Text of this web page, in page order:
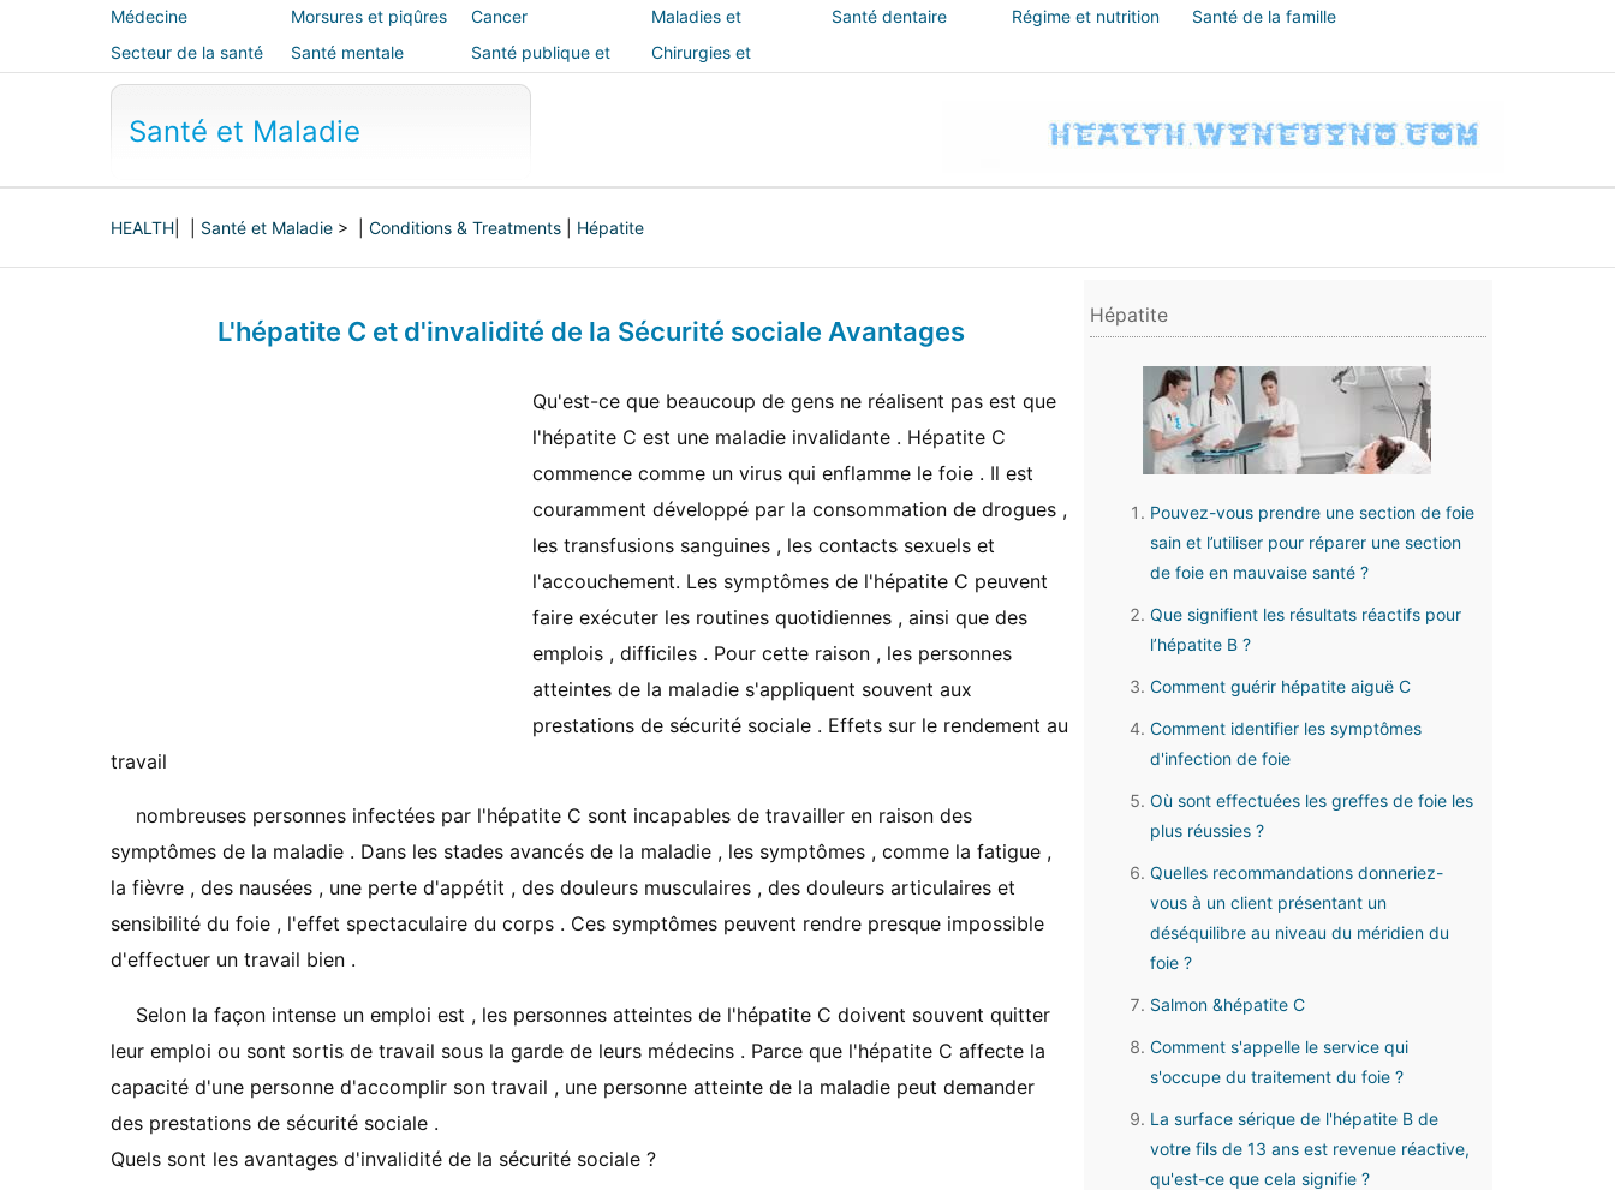
Médecine
alternative
Morsures et piqûres Cancer
Maladies et
traitements
Santé dentaire Régime et nutrition
Santé de la famille
Secteur de la santé
Santé mentale
Santé publique et
sécurité
Chirurgies et
Santé et Maladie
HEALTH Santé et Maladie > | Conditions & Treatments Hépatite
L'hépatite C et d'invalidité de la Sécurité sociale Avantages
Qu'est-ce que beaucoup de gens ne réalisent pas est que
l'hépatite C est une maladie invalidante . Hépatite C
commence comme un virus qui enflamme le foie . Il est
couramment développé par la consommation de drogues ,
les transfusions sanguines , les contacts sexuels et
l'accouchement. Les symptômes de l'hépatite C peuvent
faire exécuter les routines quotidiennes , ainsi que des
emplois , difficiles . Pour cette raison , les personnes
atteintes de la maladie s'appliquent souvent aux
prestations de sécurité sociale . Effets sur le rendement au
travail
nombreuses personnes infectées par l'hépatite C sont incapables de travailler en raison des
symptômes de la maladie . Dans les stades avancés de la maladie , les symptômes , comme la fatigue ,
la fièvre , des nausées , une perte d'appétit , des douleurs musculaires , des douleurs articulaires et
sensibilité du foie , l'effet spectaculaire du corps . Ces symptômes peuvent rendre presque impossible
d'effectuer un travail bien .
Selon la façon intense un emploi est , les personnes atteintes de l'hépatite C doivent souvent quitter
leur emploi ou sont sortis de travail sous la garde de leurs médecins . Parce que l'hépatite C affecte la
capacité d'une personne d'accomplir son travail , une personne atteinte de la maladie peut demander
des prestations de sécurité sociale .
Quels sont les avantages d'invalidité de la sécurité sociale ?
Hépatite
Pouvez-vous prendre une section de foie
sain et l’utiliser pour réparer une section
de foie en mauvaise santé ?
Que signifient les résultats réactifs pour
l’hépatite B ?
Comment guérir hépatite aiguë C
Comment identifier les symptômes
d'infection de foie
Où sont effectuées les greffes de foie les
plus réussies ?
Quelles recommandations donneriez-
vous à un client présentant un
déséquilibre au niveau du méridien du
foie ?
Salmon &hépatite C
Comment s'appelle le service qui
s'occupe du traitement du foie ?
La surface sérique de l'hépatite B de
votre fils de 13 ans est revenue réactive,
qu'est-ce que cela signifie ?